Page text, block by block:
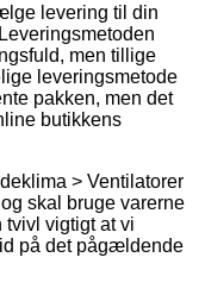
levering til din
men tillige
leveringsmetode
pakken, men det
butikkens
> Ventilatorer
skal bruge varerne
tvivl vigtigt at vi
på det pågældende